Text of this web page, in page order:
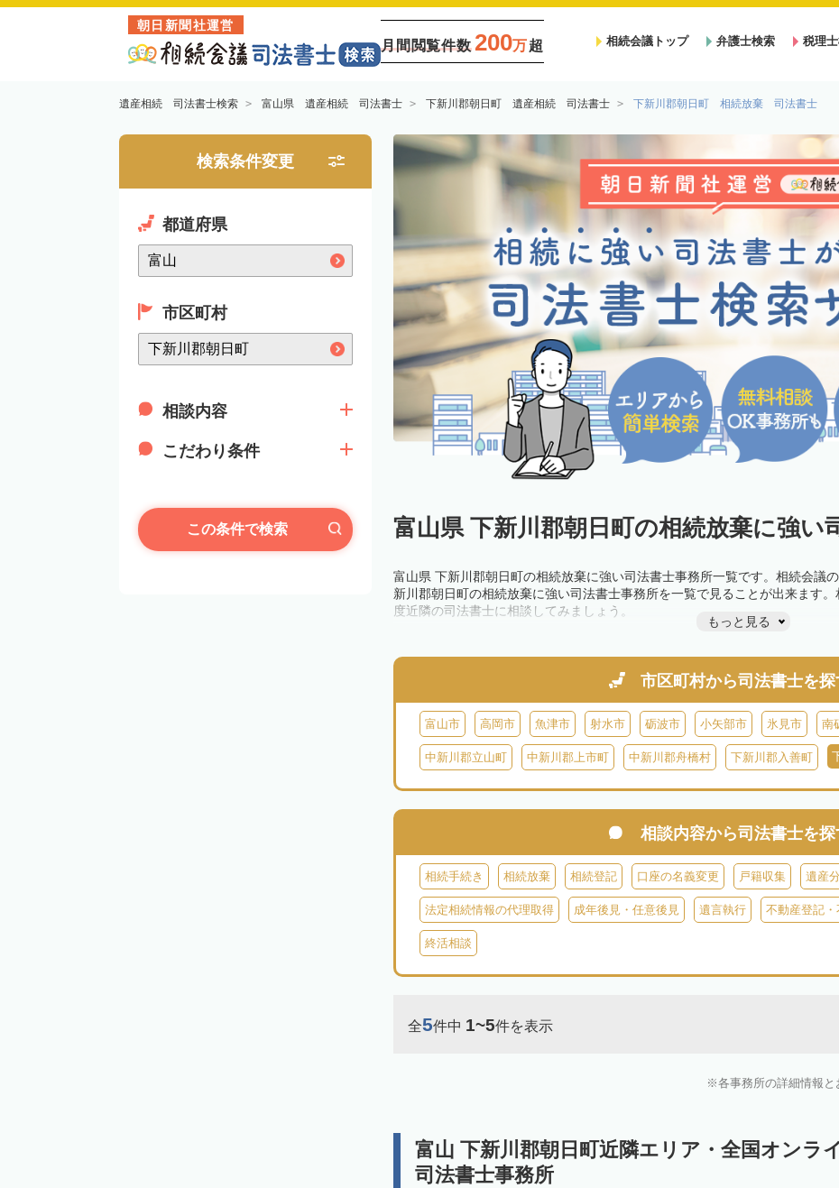
朝日新聞社運営
月間閲覧件数 200万超 相続会議トップ 弁護士検索 税理
遺産相続 司法書士検索 富山県 遺産相続 司法書士 下新川郡朝日町 遺産相続 司法書士 下新川郡朝日町 相続放棄 司法書士
検索条件変更
都道府県
市区町村
相談内容
こだわり条件
この条件で検索 富山県 下新川郡朝日町の相続放棄に強い
富山県 下新川郡朝日町の相続放棄に強い司法書士事務所一覧です。相続会議
新川郡朝日町の相続放棄に強い司法書士事務所を一覧で見ることが出来ます
度近隣の司法書士に相談してみましょう。
もっと見る
市区町村から司法書士を探
富山市 高岡市 魚津市 射水市 砺波市 小矢部市 氷見市 南
中新川郡立山町 中新川郡上市町 中新川郡舟橋村 下新川郡入善町
相談内容から司法書士を探
相続手続き 相続放棄 相続登記 口座の名義変更 戸籍収集 遺産
法定相続情報の代理取得 成年後見・任意後見 遺言執行 不動産登記
終活相談
全5件中 1~5件を表示
各事務所の詳細情報
富山 下新川郡朝日町近隣エリア・全国オンラ
司法書士事務所